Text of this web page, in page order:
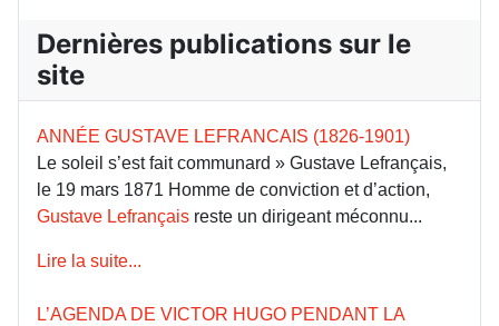
Dernières publications sur le
site
ANNÉE GUSTAVE LEFRANCAIS (1826-1901)
Le soleil s’est fait communard » Gustave Lefrançais,
le 19 mars 1871 Homme de conviction et d’action,
Gustave Lefrançais reste un dirigeant méconnu...
Lire la suite...
L’AGENDA DE VICTOR HUGO PENDANT LA